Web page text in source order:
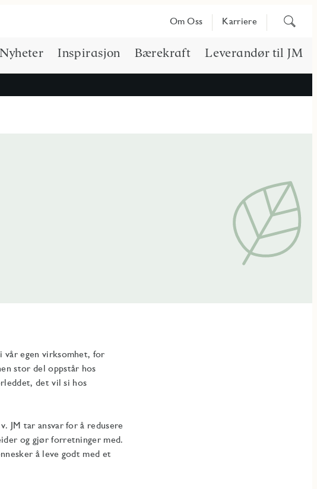
Om Oss Karriere
Søk
Nyheter Inspirasjon Bærekraft Leverandør til JM
vår egen virksomhet, for
stor del oppstår hos
det vil si hos
JM tar ansvar for å redusere
og gjør forretninger med.
å leve godt med et